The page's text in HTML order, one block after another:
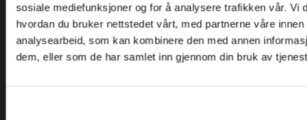
sosiale mediefunksjoner og for å analysere trafikken vår. Vi
hvordan du bruker nettstedet vårt, med partnerne våre
analysearbeid, som kan kombinere den med annen
dem, eller som de har samlet inn gjennom din bruk av
Telefon: +47 22 92 50 00
E-post: kundeservice@tendenz.net
Nyttige lenker
Datablad